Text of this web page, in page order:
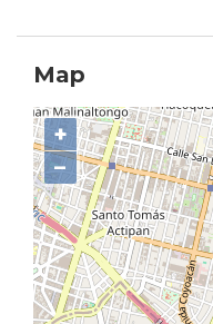
Map
+
−